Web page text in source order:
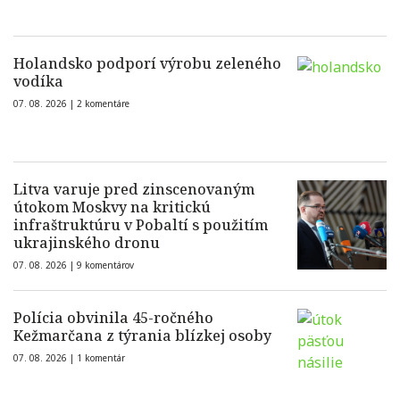
Holandsko podporí výrobu zeleného
vodíka
07. 08. 2026 | 2 komentáre
Litva varuje pred zinscenovaným
útokom Moskvy na kritickú
infraštruktúru v Pobaltí s použitím
ukrajinského dronu
07. 08. 2026 | 9 komentárov
Polícia obvinila 45-ročného
Kežmarčana z týrania blízkej osoby
07. 08. 2026 | 1 komentár